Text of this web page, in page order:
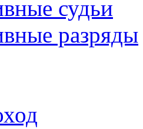
судьи
разряды